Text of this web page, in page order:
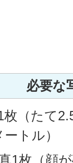
必要な
枚（たて
トル）
1枚（顔